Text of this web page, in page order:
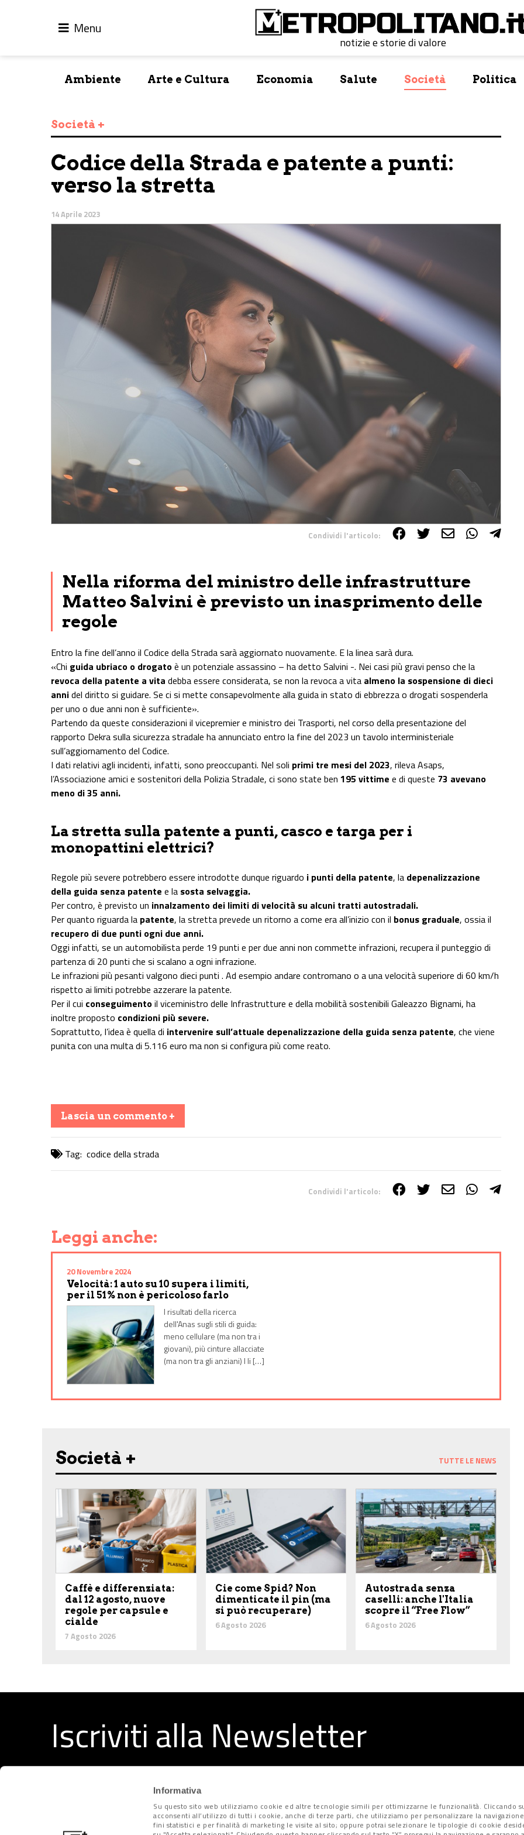
Informativa
Su questo sito web utilizziamo cookie ed altre tecnologie simili per ottimizzarne le funzionalità. Cliccando su
acconsenti all’utilizzo di tutti i cookie, anche di terze parti, che utilizziamo per personalizzare la
fini statistici e per finalità di marketing le visite al sito; oppure potrai selezionare le tipologie di cookie
Menu
notizie e storie di valore
Ambiente Arte e Cultura Economia Salute Società Politica
Società +
Codice della Strada e patente a punti:
verso la stretta
14 Aprile 2023
Condividi l'articolo:
Nella riforma del ministro delle infrastrutture
Matteo Salvini è previsto un inasprimento delle
regole
Entro la fine dell’anno il Codice della Strada sarà aggiornato nuovamente. E la linea sarà dura.
«Chi guida ubriaco o drogatoè un potenziale assassino – ha detto Salvini -. Nei casi più gravi penso che la
revoca della patente a vita debba essere considerata, se non la revoca a vita almeno la sospensione di dieci
annidel diritto si guidare. Se ci si mette consapevolmente alla guida in stato di ebbrezza o drogati sospenderla
per uno o due anni non è sufficiente».
Partendo da queste considerazioni il vicepremier e ministro dei Trasporti, nel corso della presentazione del
rapporto Dekra sulla sicurezza stradale ha annunciato entro la fine del 2023 un tavolo interministeriale
sull’aggiornamento del Codice.
I dati relativi agli incidenti, infatti, sono preoccupanti. Nel soli primi tre mesi del 2023, rileva Asaps,
l’Associazione amici e sostenitori della Polizia Stradale, ci sono state ben 195 vittime e di queste 73 avevano
meno di 35 anni.
La stretta sulla patente a punti, casco e targa per i
monopattini elettrici?
Regole più severe potrebbero essere introdotte dunque riguardo i punti della patente, la depenalizzazione
della guida senza patente e la sosta selvaggia.
Per contro, è previsto un innalzamento dei limiti di velocità su alcuni tratti autostradali.
Per quanto riguarda la patente, la stretta prevede un ritorno a come era all’inizio con il bonus graduale, ossia il
recupero di due punti ogni due anni.
Oggi infatti, se un automobilista perde 19 punti e per due anni non commette infrazioni, recupera il punteggio di
partenza di 20 punti che si scalano a ogni infrazione.
Le infrazioni più pesanti valgono dieci punti . Ad esempio andare contromano o a una velocità superiore di 60 km/h
rispetto ai limiti potrebbe azzerare la patente.
Per il cui conseguimentoil viceministro delle Infrastrutture e della mobilità sostenibili Galeazzo Bignami, ha
inoltre proposto condizioni più severe.
Soprattutto, l’idea è quella di intervenire sull’attuale depenalizzazione della guida senza patente, che viene
punita con una multa di 5.116 euro ma non si configura più come reato.
Lascia un commento +
Tag: codice della strada
Condividi l'articolo:
Leggi anche:
20 Novembre 2024
Velocità: 1 auto su 10 supera i limiti,
per il 51% non è pericoloso farlo
I risultati della ricerca
dell'Anas sugli stili di guida:
meno cellulare (ma non tra i
giovani), più cinture allacciate
(ma non tra gli anziani) I li […]
Società + TUTTE LE NEWS
Caffè e differenziata:
dal 12 agosto, nuove
regole per capsule e
cialde
7 Agosto 2026
Cie come Spid? Non
dimenticate il pin (ma
si può recuperare)
6 Agosto 2026
Autostrada senza
caselli: anche l'Italia
scopre il “Free Flow”
6 Agosto 2026
Iscriviti alla Newsletter